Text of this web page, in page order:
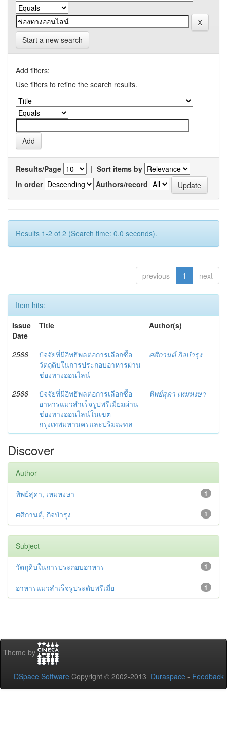
Start a new search
Add filters:
Use filters to refine the search results.
Results/Page | Sort items by
In order
Authors/record
Results 1-2 of 2 (Search time: 0.0 seconds).
previous 1 next
Item hits:
Issue
Date
Title Author(s)
2566
ปัจจัยที่มีอิทธิพลต่อการเลือกซื้อ
วัตถุดิบในการประกอบอาหารผ่าน
ช่องทางออนไลน์
ศศิกานต์ กิจบำรุง
2566
ปัจจัยที่มีอิทธิพลต่อการเลือกซื้อ
อาหารแมวสำเร็จรูปพรีเมี่ยมผ่าน
ช่องทางออนไลน์ในเขต
กรุงเทพมหานครและปริมณฑล
ทิพย์สุดา เหมหงษา
Discover
Author
1
ทิพย์สุดา, เหมหงษา
1
ศศิกานต์, กิจบำรุง
Subject
1
วัตถุดิบในการประกอบอาหาร
1
อาหารแมวสำเร็จรูประดับพรีเมี่ย
Theme by
DSpace Software Copyright © 2002-2013 Duraspace - Feedback